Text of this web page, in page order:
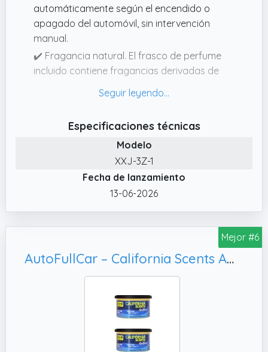
automáticamente según el encendido o
apagado del automóvil, sin intervención
manual.
✔️ Fragancia natural. El frasco de perfume
incluido contiene fragancias derivadas de
los estándares RoHS de la UE, con
alcohol y aditivos.
✔️ Económico. Una vez que el frasco de
perfume se agote, puede rellenarse
fácilmente con tu fragancia favorita (No
mezclar con agua).
✔️ Duración prolongada de la batería.
Fabricado con aleación de aluminio de alta
calidad y acabado arenado, es resistente y
duradero.
✔️ Fácil de Instalar. Abre el frasco de aceite
esencial e inserta la pajilla.
✔️ Silencioso. Disfruta de un viaje tranquilo y
Especificaciones técnicas
Modelo
XXJ-3Z-1
Fecha de lanzamiento
13-06-2026
Mejor #6
AutoFullCar – California Scents Ambientador de Coche Aroma “Coche Nuevo” – Fragancia Duradera (hasta 30 Días) – Intensidad Regulable – Formato Lata 42 g – Aroma Fresco y Premium (2 UNIDADES)